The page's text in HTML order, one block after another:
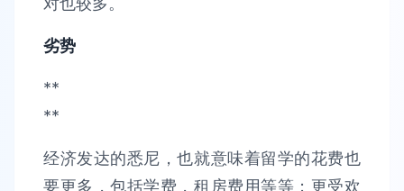
劣势
**
**
经济发达的悉尼，也就意味着留学的花费也
要更多，包括学费，租房费用等等；更受欢